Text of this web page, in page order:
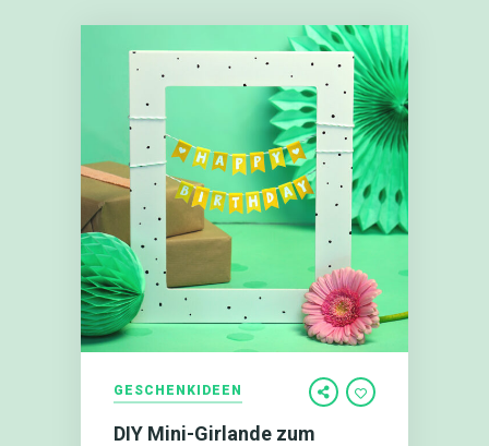
GESCHENKIDEEN
DIY Mini-Girlande zum